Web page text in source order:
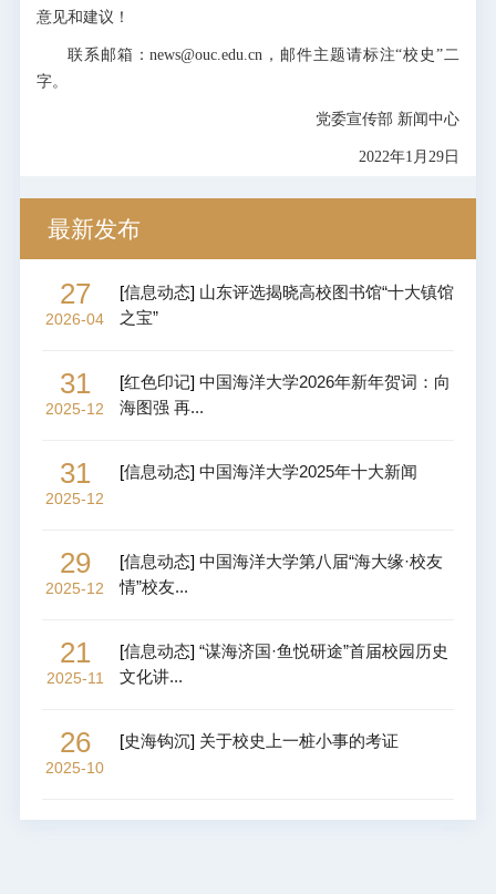
意见和建议！
联系邮箱：news@ouc.edu.cn，邮件主题请标注“校史”二
字。
党委宣传部 新闻中心
2022年1月29日
最新发布
27
2026-04
[信息动态] 山东评选揭晓高校图书馆“十大镇馆
之宝”
31
2025-12
[红色印记] 中国海洋大学2026年新年贺词：向
海图强 再...
31
2025-12
[信息动态] 中国海洋大学2025年十大新闻
29
2025-12
[信息动态] 中国海洋大学第八届“海大缘·校友
情”校友...
21
2025-11
[信息动态] “谋海济国·鱼悦研途”首届校园历史
文化讲...
26
2025-10
[史海钩沉] 关于校史上一桩小事的考证